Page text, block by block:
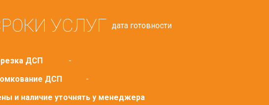
УСЛУГ дата готовности
ДСП
-
ДСП
-
и наличие уточнять у менеджера